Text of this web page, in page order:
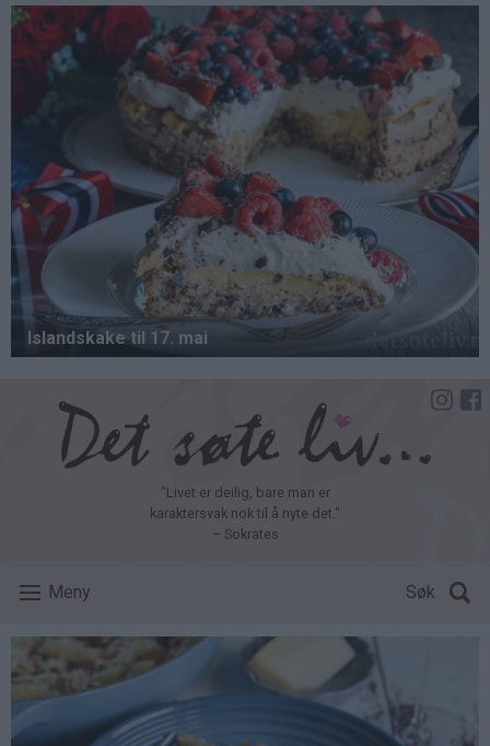
Hopp
hovedinnhold
"Livet er deilig, bare man er
karaktersvak nok til å nyte det."
– Sokrates
Meny Søk